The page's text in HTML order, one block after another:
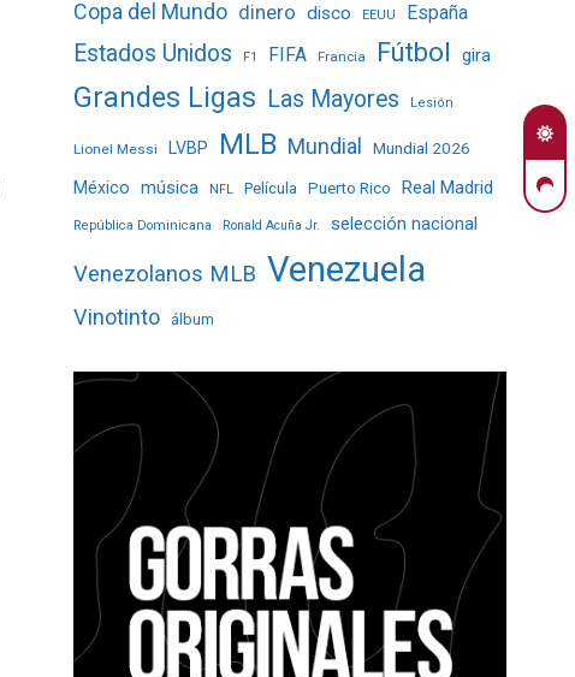
Copa del Mundo dinero disco EEUU España
Estados Unidos F1 FIFA Francia Fútbol gira
Grandes Ligas Las Mayores Lesión
Lionel Messi LVBP MLB Mundial Mundial 2026
México música NFL Película Puerto Rico Real Madrid
República Dominicana Ronald Acuña Jr. selección nacional
Venezolanos MLB Venezuela
Vinotinto álbum